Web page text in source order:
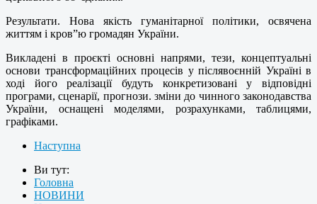
Результати. Нова якість гуманітарної політики, освячена
життям і кров”ю громадян України.
Викладені в проєкті основні напрями, тези, концептуальні
основи трансформаційних процесів у післявоєнній Україні в
ході його реалізації будуть конкретизовані у відповідні
програми, сценарії, прогнози. зміни до чинного законодавства
України, оснащені моделями, розрахунками, таблицями,
графіками.
Наступна
Ви тут:
Головна
НОВИНИ